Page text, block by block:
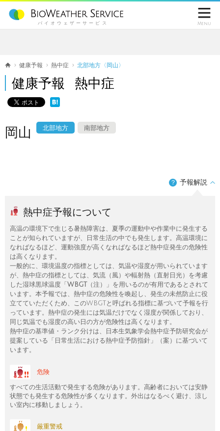
バイオウェザーサービス

Menu
健康予報 熱中症 北部地方〈岡山〉
健康予報 熱中症
岡山 北部地方 南部地方
？ 予報解説
熱中症予報について
高温の環境下で生じる暑熱障害は、夏季の運動中や作業中に発生する
ことが知られていますが、日常生活の中でも発生します。高温環境に
なればなるほど、運動強度が高くなればなるほど熱中症発生の危険性
は高くなります。
一般的に、環境温度の指標としては、気温や湿度が用いられています
が、熱中症の指標としては、気流（風）や輻射熱（直射日光）を考慮
した湿球黒球温度「 WBGT
（注）」を用いるのが有用であるとされて
います。本予報では、熱中症の危険性を喚起し、発生の未然防止に役
立てていただくため、このWBGTと呼ばれる指標に基づいて予報を行
っています。熱中症の発生には気温だけでなく湿度が関係しており、
同じ気温でも湿度の高い日の方が危険性は高くなります。
熱中症の基準値・ランク分けは、日本生気象学会熱中症予防研究会が
提案している「日常生活における熱中症予防指針」（案）に基づいて
います。
危険
すべての生活活動で発生する危険があります。高齢者においては安静
状態でも発生する危険性が多くなります。外出はなるべく避け、涼し
い室内に移動しましょう。
厳重警戒